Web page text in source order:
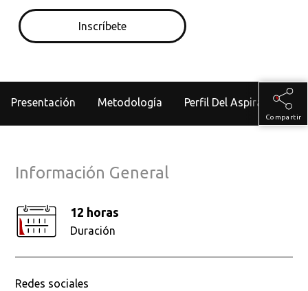
Inscríbete
Presentación Metodología Perfil Del Aspirante
Compartir
Información General
12 horas
Duración
Redes sociales
y el premio de investigación de ingeniería civil Walter L.
Huber de la ASCE.